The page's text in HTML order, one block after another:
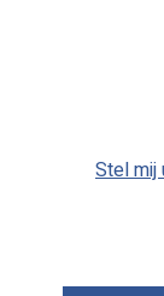
Stel mij